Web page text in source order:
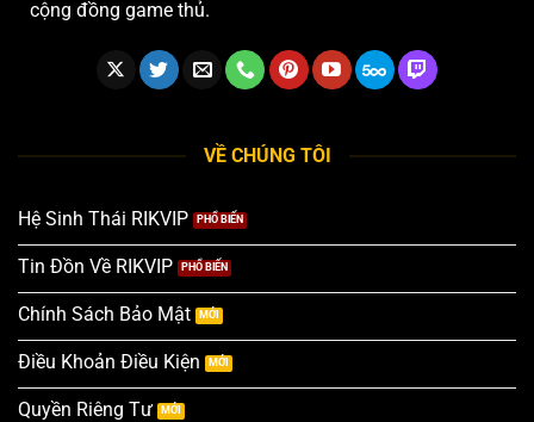
cộng đồng game thủ.
VỀ CHÚNG TÔI
Hệ Sinh Thái RIKVIP
Tin Đồn Về RIKVIP
Chính Sách Bảo Mật
Điều Khoản Điều Kiện
Quyền Riêng Tư